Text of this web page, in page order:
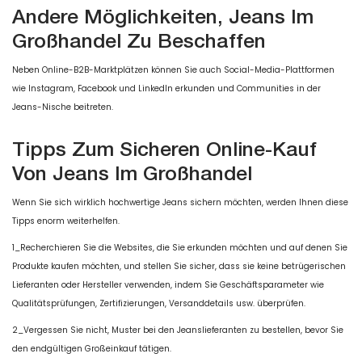
Andere Möglichkeiten, Jeans Im
Großhandel Zu Beschaffen
Neben Online-B2B-Marktplätzen können Sie auch Social-Media-Plattformen
wie Instagram, Facebook und LinkedIn erkunden und Communities in der
Jeans-Nische beitreten.
Tipps Zum Sicheren Online-Kauf
Von Jeans Im Großhandel
Wenn Sie sich wirklich hochwertige Jeans sichern möchten, werden Ihnen diese
Tipps enorm weiterhelfen.
1_Recherchieren Sie die Websites, die Sie erkunden möchten und auf denen Sie
Produkte kaufen möchten, und stellen Sie sicher, dass sie keine betrügerischen
Lieferanten oder Hersteller verwenden, indem Sie Geschäftsparameter wie
Qualitätsprüfungen, Zertifizierungen, Versanddetails usw. überprüfen.
2_Vergessen Sie nicht, Muster bei den Jeanslieferanten zu bestellen, bevor Sie
den endgültigen Großeinkauf tätigen.